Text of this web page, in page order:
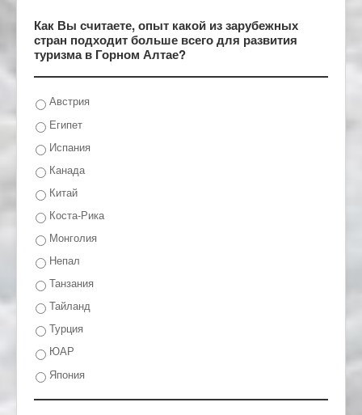
Как Вы считаете, опыт какой из зарубежных
стран подходит больше всего для развития
туризма в Горном Алтае?
Австрия
Египет
Испания
Канада
Китай
Коста-Рика
Монголия
Непал
Танзания
Тайланд
Турция
ЮАР
Япония